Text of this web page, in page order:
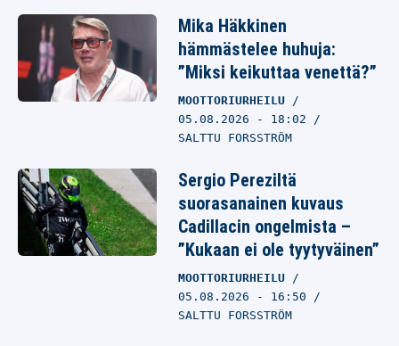
Mika Häkkinen
hämmästelee huhuja:
”Miksi keikuttaa venettä?”
MOOTTORIURHEILU
05.08.2026 - 18:02
SALTTU FORSSTRÖM
Sergio Pereziltä
suorasanainen kuvaus
Cadillacin ongelmista –
”Kukaan ei ole tyytyväinen”
MOOTTORIURHEILU
05.08.2026 - 16:50
SALTTU FORSSTRÖM